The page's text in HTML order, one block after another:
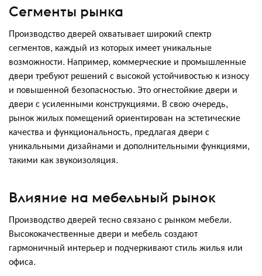
Сегменты рынка
Производство дверей охватывает широкий спектр
сегментов, каждый из которых имеет уникальные
возможности. Например, коммерческие и промышленные
двери требуют решений с высокой устойчивостью к износу
и повышенной безопасностью. Это огнестойкие двери и
двери с усиленными конструкциями. В свою очередь,
рынок жилых помещений ориентирован на эстетические
качества и функциональность, предлагая двери с
уникальными дизайнами и дополнительными функциями,
такими как звукоизоляция.
Влияние на мебельный рынок
Производство дверей тесно связано с рынком мебели.
Высококачественные двери и мебель создают
гармоничный интерьер и подчеркивают стиль жилья или
офиса.